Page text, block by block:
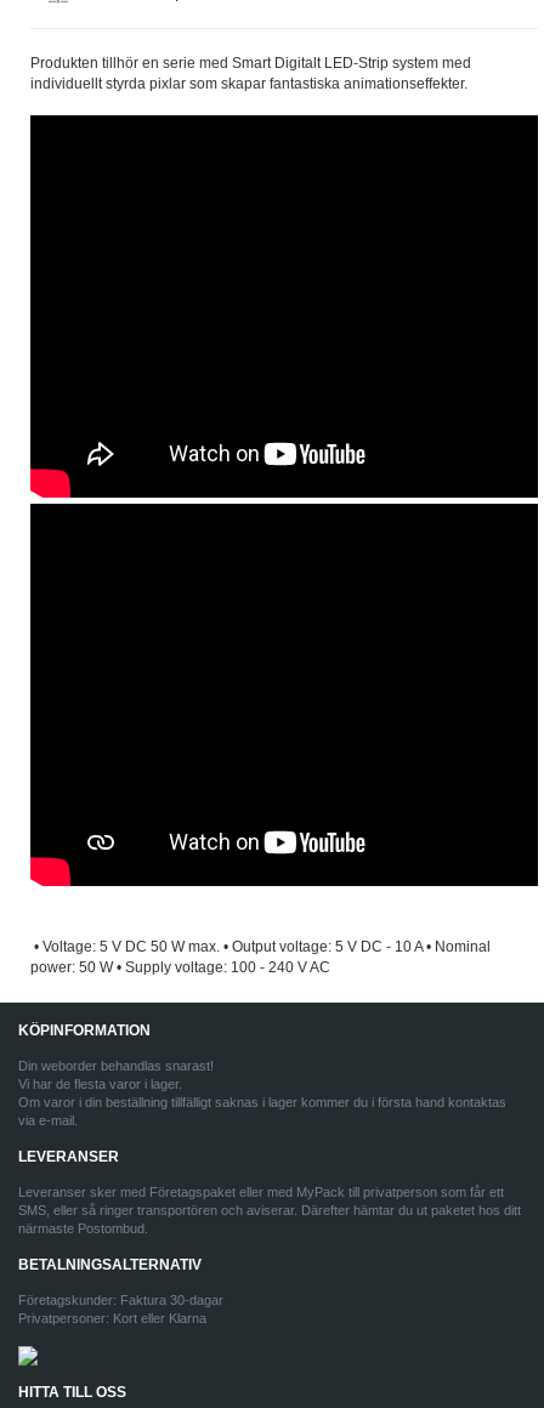
Produkten tillhör en serie med Smart Digitalt LED-Strip system med
individuellt styrda pixlar som skapar fantastiska animationseffekter.
• Voltage: 5 V DC 50 W max. • Output voltage: 5 V DC - 10 A • Nominal
power: 50 W • Supply voltage: 100 - 240 V AC
KÖPINFORMATION
Din weborder behandlas snarast!
Vi har de flesta varor i lager.
Om varor i din beställning tillfälligt saknas i lager kommer du i första hand kontaktas
via e-mail.
LEVERANSER
Leveranser sker med Företagspaket eller med MyPack till privatperson som får ett
SMS, eller så ringer transportören och aviserar. Därefter hämtar du ut paketet hos ditt
närmaste Postombud.
BETALNINGSALTERNATIV
Företagskunder: Faktura 30-dagar
Privatpersoner: Kort eller Klarna
HITTA TILL OSS